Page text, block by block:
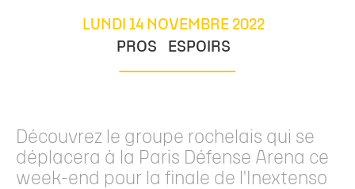
LUNDI 14 NOVEMBRE 2022
PROS
ESPOIRS
Découvrez le groupe rochelais qui se
déplacera à la Paris Défense Arena ce
week-end pour la finale de l'Inextenso